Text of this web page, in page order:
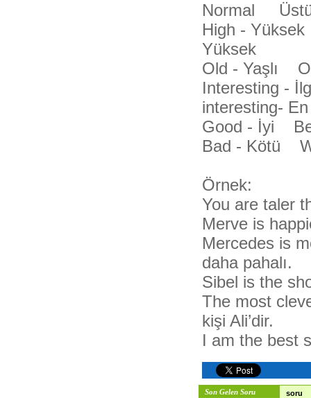
Normal
High -
Yüksek
Old - Yaşlı
Interesting -
interesting-
Good - İyi
Bad - Kötü
Örnek:
You are taler
Merve is
Mercedes is
daha pahalı.
Sibel is the
The most
kişi Ali’dir.
I am the best
Son Gelen Soru
soru